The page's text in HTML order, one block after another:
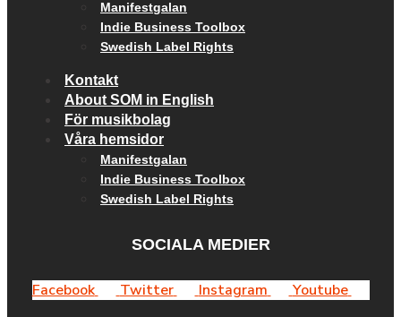
Manifestgalan
Indie Business Toolbox
Swedish Label Rights
Kontakt
About SOM in English
För musikbolag
Våra hemsidor
Manifestgalan
Indie Business Toolbox
Swedish Label Rights
SOCIALA MEDIER
Facebook Twitter Instagram
Youtube